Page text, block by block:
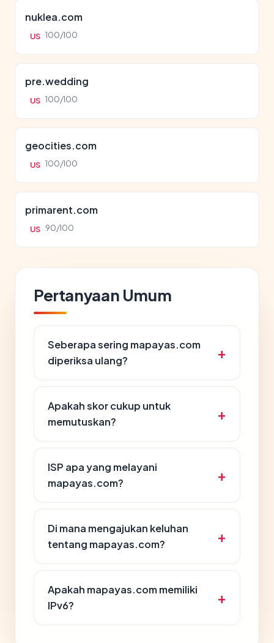
nuklea.com
US 100/100
pre.wedding
US 100/100
geocities.com
US 100/100
primarent.com
US 90/100
Pertanyaan Umum
Seberapa sering mapayas.com
diperiksa ulang?
Apakah skor cukup untuk
memutuskan?
ISP apa yang melayani
mapayas.com?
Di mana mengajukan keluhan
tentang mapayas.com?
Apakah mapayas.com memiliki
IPv6?